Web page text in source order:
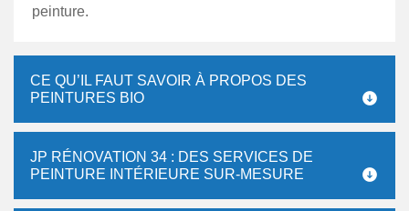
peinture.
CE QU’IL FAUT SAVOIR À PROPOS DES
PEINTURES BIO
JP RÉNOVATION 34 : DES SERVICES DE
PEINTURE INTÉRIEURE SUR-MESURE